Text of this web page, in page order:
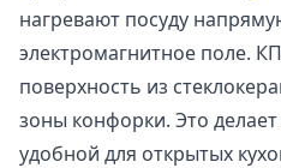
нагревают посуду
электромагнитное поле.
поверхность из
зоны конфорки. Это
удобной для открытых